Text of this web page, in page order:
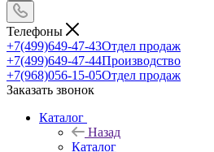
Телефоны
+7(499)649-47-43Отдел продаж
+7(499)649-47-44Производство
+7(968)056-15-05Отдел продаж
Заказать звонок
Каталог
Назад
Каталог